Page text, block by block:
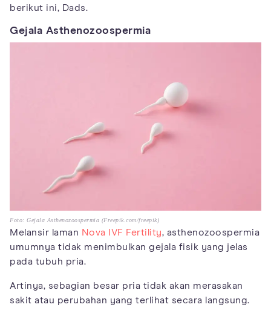
berikut ini, Dads.
Gejala Asthenozoospermia
Foto: Gejala Asthenozoospermia (Freepik.com/freepik)
Melansir laman Nova IVF Fertility, asthenozoospermia
umumnya tidak menimbulkan gejala fisik yang jelas
pada tubuh pria.
Artinya, sebagian besar pria tidak akan merasakan
sakit atau perubahan yang terlihat secara langsung.